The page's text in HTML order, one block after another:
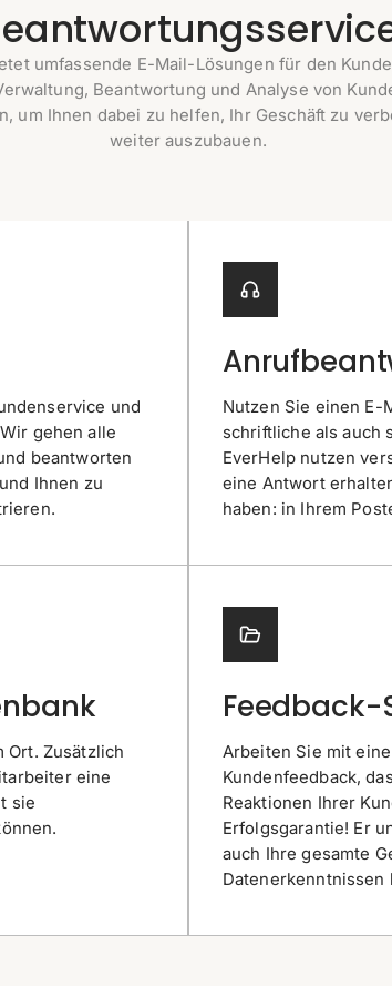
umfassende E-Mail-Lösungen für den
Beantwortung und Analyse von
um Ihnen dabei zu helfen, Ihr Geschäft zu
weiter auszubauen.
und
gehen alle
beantworten
Ihnen zu
Nutzen Sie einen
schriftliche als auch
EverHelp nutzen
eine Antwort
haben: in Ihrem
Ort. Zusätzlich
eine
sie
Arbeiten Sie mit
Kundenfeedback,
Reaktionen Ihrer
Erfolgsgarantie! Er
auch Ihre gesamte